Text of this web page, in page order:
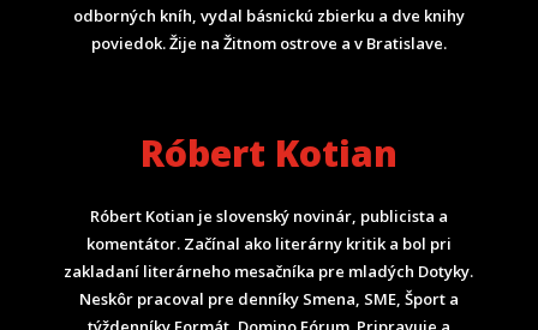
odborných kníh, vydal básnickú zbierku a dve knihy
poviedok. Žije na Žitnom ostrove a v Bratislave.
Róbert Kotian
Róbert Kotian je slovenský novinár, publicista a
komentátor. Začínal ako literárny kritik a bol pri
zakladaní literárneho mesačníka pre mladých Dotyky.
Neskôr pracoval pre denníky Smena, SME, Šport a